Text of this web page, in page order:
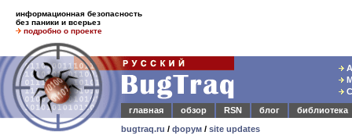
информационная безопасность
без паники и всерьез
подробно о проекте
главная
обзор RSN блог
библиотека
bugtraq.ru / форум / site updates